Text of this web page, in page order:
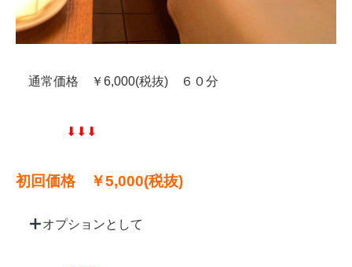
通常価格 ￥6,000(税抜) ６０分
⬇︎⬇︎⬇︎
初回価格 ￥5,000(税抜)
オプションとして